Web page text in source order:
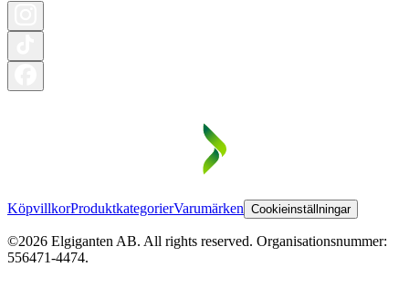
KöpvillkorProduktkategorierVarumärken Cookieinställningar
©2026 Elgiganten AB. All rights reserved. Organisationsnummer:
556471-4474.